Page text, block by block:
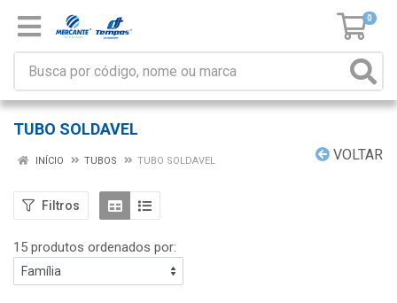
0
TUBO SOLDAVEL
VOLTAR
INÍCIO TUBOS TUBO SOLDAVEL
Filtros
15 produtos ordenados por: